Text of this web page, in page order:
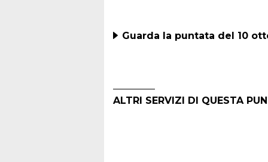
Guarda la puntata del 10
ALTRI SERVIZI DI QUESTA